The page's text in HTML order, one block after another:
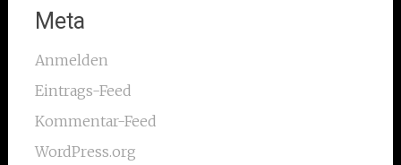
Meta
Anmelden
Eintrags-Feed
Kommentar-Feed
WordPress.org